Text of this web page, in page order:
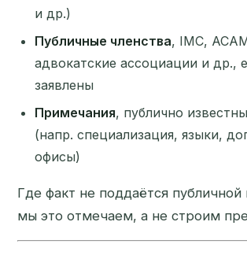
и др.)
Публичные членства, IMC,
адвокатские ассоциации и др.,
заявлены
Примечания, публично
(напр. специализация, языки,
офисы)
Где факт не поддаётся публичной
мы это отмечаем, а не строим